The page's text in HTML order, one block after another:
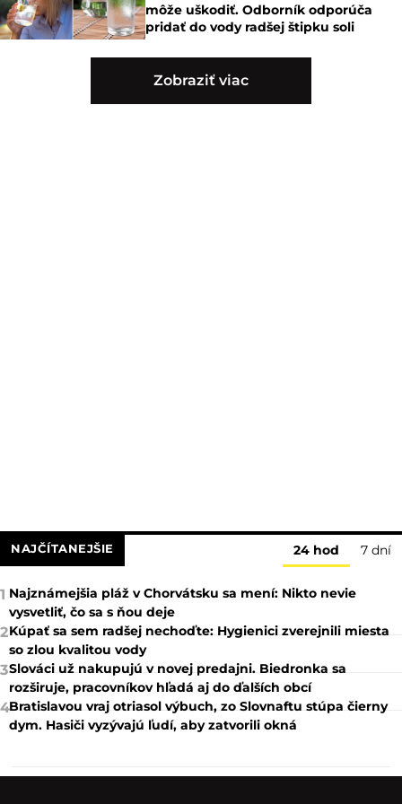
môže uškodiť. Odborník odporúča
pridať do vody radšej štipku soli
Zobraziť viac
NAJČÍTANEJŠIE 24 hod 7 dní
1 Najznámejšia pláž v Chorvátsku sa mení: Nikto nevie
vysvetliť, čo sa s ňou deje
2Kúpať sa sem radšej nechoďte: Hygienici zverejnili miesta
so zlou kvalitou vody
3Slováci už nakupujú v novej predajni. Biedronka sa
rozširuje, pracovníkov hľadá aj do ďalších obcí
4Bratislavou vraj otriasol výbuch, zo Slovnaftu stúpa čierny
dym. Hasiči vyzývajú ľudí, aby zatvorili okná